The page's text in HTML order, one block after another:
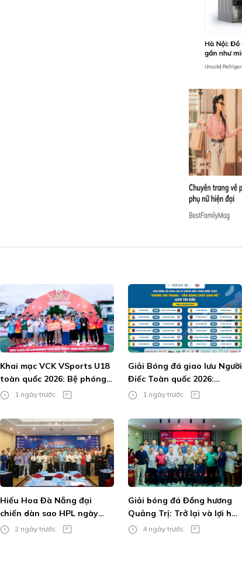
Khai mạc VCK VSports U18
toàn quốc 2026: Bệ phóng
cho tài năng trẻ
1 ngày trước
Giải Bóng đá giao lưu Người
Điếc Toàn quốc 2026:
Không âm thanh vẫn bùng
1 ngày trước
Hiếu Hoa Đà Nẵng đại
chiến dàn sao HPL ngày
khai màn DHF Cup 2026
2 ngày trước
Giải bóng đá Đồng hương
Quảng Trị: Trở lại và lợi hại
hơn xưa4 ngày trước